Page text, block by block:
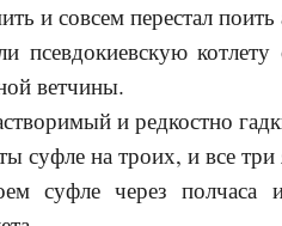
и совсем перестал поить
псевдокиевскую
ветчины.
и редкостно
суфле на троих, и все три
суфле через полчаса